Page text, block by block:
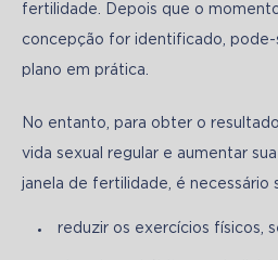
fertilidade. Depois que o
concepção for identificado,
plano em prática.
No entanto, para obter o
vida sexual regular e aumentar
janela de fertilidade, é necessário
reduzir os exercícios físicos,